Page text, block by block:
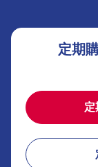
定期
定